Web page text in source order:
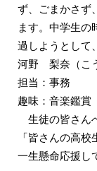
ず、ごまかさず
ます。中学生の
過しようとして
河野 梨奈（こ
担当：事務
趣味：音楽鑑賞
生徒の皆さん
「皆さんの高
一生懸命応援し